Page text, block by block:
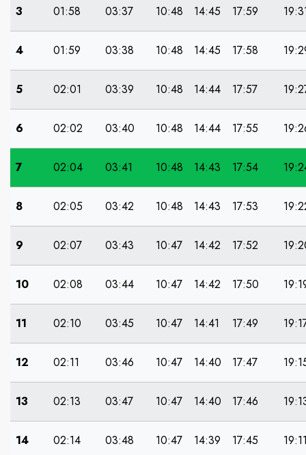
3 01:58 03:37 10:48 14:45 17:59
4 01:59 03:38 10:48 14:45 17:58
5 02:01 03:39 10:48 14:44 17:57
6 02:02 03:40 10:48 14:44 17:55
7 02:04 03:41 10:48 14:43 17:54
8 02:05 03:42 10:48 14:43 17:53
9 02:07 03:43 10:47 14:42 17:52
10 02:08 03:44 10:47 14:42 17:50
11 02:10 03:45 10:47 14:41 17:49
12 02:11 03:46 10:47 14:40 17:47
13 02:13 03:47 10:47 14:40 17:46
14 02:14 03:48 10:47 14:39 17:45